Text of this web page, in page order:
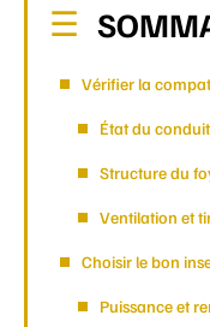
Vérifier la
État du
Structure du
Ventilation et
Choisir le bon
Puissance et